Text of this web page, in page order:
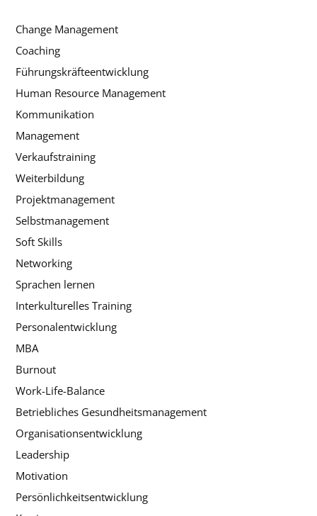
Change Management
Coaching
Führungskräfteentwicklung
Human Resource Management
Kommunikation
Management
Verkaufstraining
Weiterbildung
Projektmanagement
Selbstmanagement
Soft Skills
Networking
Sprachen lernen
Interkulturelles Training
Personalentwicklung
MBA
Burnout
Work-Life-Balance
Betriebliches Gesundheitsmanagement
Organisationsentwicklung
Leadership
Motivation
Persönlichkeitsentwicklung